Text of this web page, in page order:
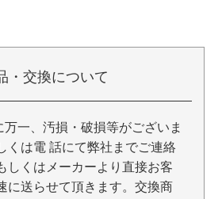
・交換について
一、汚損・破損等がございま
くは電 話にて弊社までご連絡
しくはメーカーより直接お客
に送らせて頂きます。交換商